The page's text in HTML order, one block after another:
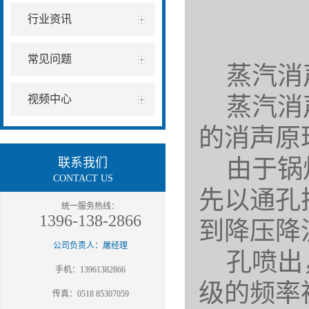
行业资讯
常见问题
视频中心
联系我们
CONTACT US
统一服务热线：
1396-138-2866
公司负责人：屠经理
手机：13961382866
传真：0518 85307059
蒸汽消
蒸汽消
的消声
由于锅
先以通
到降压
孔喷出
级的频